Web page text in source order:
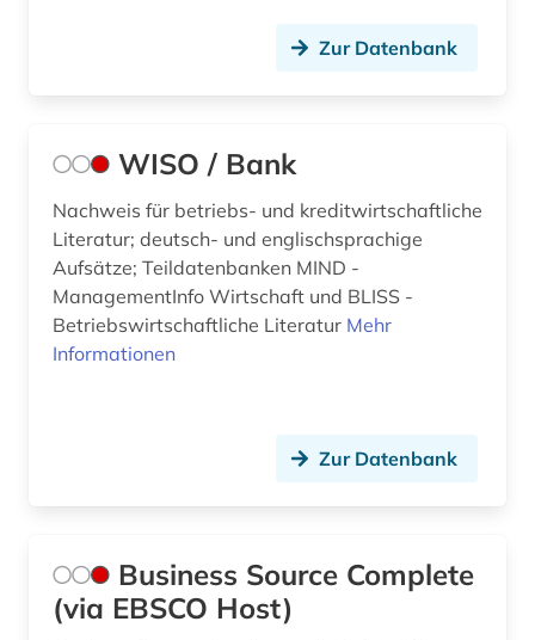
Zur Datenbank
WISO / Bank
Nachweis für betriebs- und kreditwirtschaftliche
Literatur; deutsch- und englischsprachige
Aufsätze; Teildatenbanken MIND -
ManagementInfo Wirtschaft und BLISS -
Betriebswirtschaftliche Literatur Mehr
Informationen
Zur Datenbank
Business Source Complete
(via EBSCO Host)